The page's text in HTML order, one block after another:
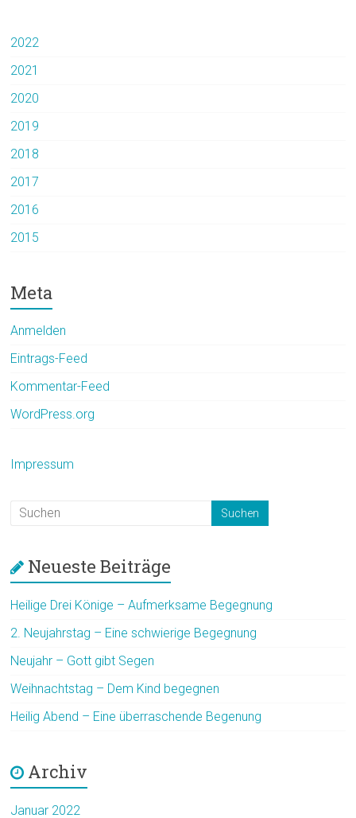
2022
2021
2020
2019
2018
2017
2016
2015
Meta
Anmelden
Eintrags-Feed
Kommentar-Feed
WordPress.org
Impressum
Neueste Beiträge
Heilige Drei Könige – Aufmerksame Begegnung
2. Neujahrstag – Eine schwierige Begegnung
Neujahr – Gott gibt Segen
Weihnachtstag – Dem Kind begegnen
Heilig Abend – Eine überraschende Begenung
Archiv
Januar 2022